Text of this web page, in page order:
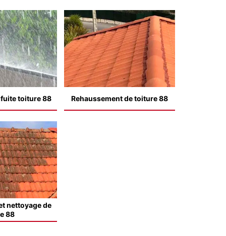
toiture 88 Rehaussement de toiture 88
nettoyage de
88